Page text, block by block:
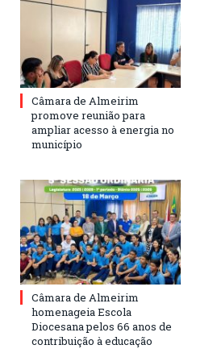
Câmara de Almeirim
promove reunião para
ampliar acesso à energia no
município
Câmara de Almeirim
homenageia Escola
Diocesana pelos 66 anos de
contribuição à educação